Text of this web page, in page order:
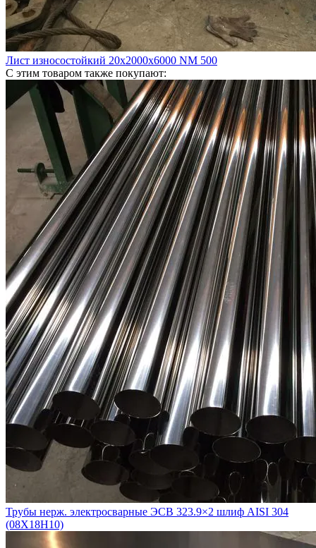
Лист износостойкий 20х2000х6000 NM 500
С этим товаром также покупают:
Трубы нерж. электросварные ЭСВ 323.9×2 шлиф AISI 304
(08Х18Н10)